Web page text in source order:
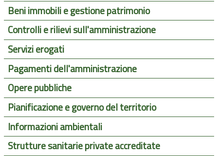
Beni immobili e gestione patrimonio
Controlli e rilievi sull'amministrazione
Servizi erogati
Pagamenti dell'amministrazione
Opere pubbliche
Pianificazione e governo del territorio
Informazioni ambientali
Strutture sanitarie private accreditate